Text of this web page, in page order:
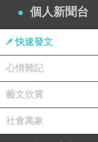
個人新聞台
快速發文
心情雜記
藝文欣賞
社會萬象